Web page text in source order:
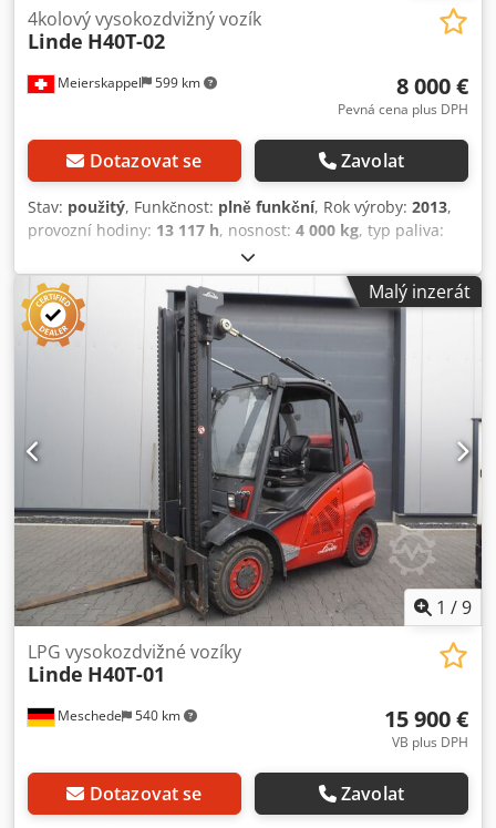
Meierskappel 599 km
4kolový vysokozdvižný vozík
Linde H40T-02
8 000 €
Pevná cena plus DPH
Dotazovat se Zavolat
Stav: použitý, Funkčnost: plně funkční, Rok výroby: 2013,
provozní hodiny: 13 117 h, nosnost: 4 000 kg, typ paliva:
, pohotovostní hmotnost:6 000 kg
prodej. Prohlídka je také možná. Csdexhgznspfx Apdeha
Malý inzerát
1 /9
Meschede 540 km
LPG vysokozdvižné vozíky
Linde H40T-01
15 900 €
VB plus DPH
Dotazovat se Zavolat